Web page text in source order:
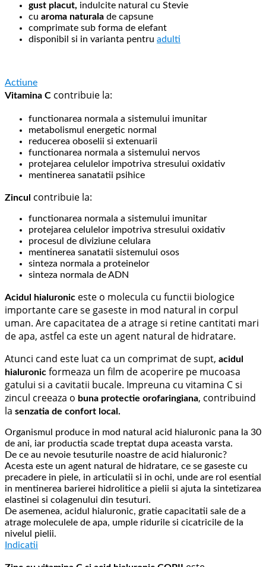
gust placut, indulcite natural cu Stevie
cu aroma naturala de capsune
comprimate sub forma de elefant
disponibil si in varianta pentru adulti
Actiune
Vitamina C contribuie la:
functionarea normala a sistemului imunitar
metabolismul energetic normal
reducerea oboselii si extenuarii
functionarea normala a sistemului nervos
protejarea celulelor impotriva stresului oxidativ
mentinerea sanatatii psihice
Zincul contribuie la:
functionarea normala a sistemului imunitar
protejarea celulelor impotriva stresului oxidativ
procesul de diviziune celulara
mentinerea sanatatii sistemului osos
sinteza normala a proteinelor
sinteza normala de ADN
Acidul hialuronic este o molecula cu functii biologice
importante care se gaseste in mod natural in corpul
uman. Are capacitatea de a atrage si retine cantitati mari
de apa, astfel ca este un agent natural de hidratare.
Atunci cand este luat ca un comprimat de supt, acidul
hialuronic formeaza un film de acoperire pe mucoasa
gatului si a cavitatii bucale. Impreuna cu vitamina C si
zincul creeaza o buna protectie orofaringiana, contribuind
la senzatia de confort local.
Organismul produce in mod natural acid hialuronic pana la 30
de ani, iar productia scade treptat dupa aceasta varsta.
De ce au nevoie tesuturile noastre de acid hialuronic?
Acesta este un agent natural de hidratare, ce se gaseste cu
precadere in piele, in articulatii si in ochi, unde are rol esential
in mentinerea barierei hidrolitice a pielii si ajuta la sintetizarea
elastinei si colagenului din tesuturi.
De asemenea, acidul hialuronic, gratie capacitatii sale de a
atrage moleculele de apa, umple ridurile si cicatricile de la
nivelul pielii.
Indicatii